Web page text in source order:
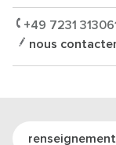
+49 7231 313061
nous contacter